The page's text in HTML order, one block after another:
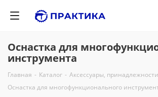
Оснастка для
инструмента
Главная - Каталог - Аксессуары,
Оснастка для многофункционального